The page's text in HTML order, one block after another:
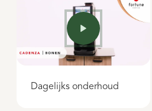
Dagelijks onderhoud